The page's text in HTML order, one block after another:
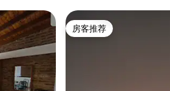
房客推荐
房客推荐